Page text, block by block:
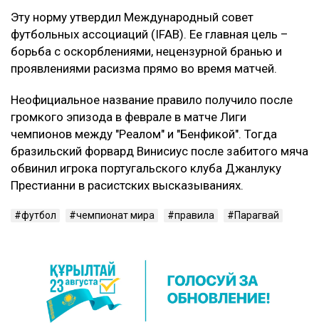
Эту норму утвердил Международный совет
футбольных ассоциаций (IFAB). Ее главная цель –
борьба с оскорблениями, нецензурной бранью и
проявлениями расизма прямо во время матчей.
Неофициальное название правило получило после
громкого эпизода в феврале в матче Лиги
чемпионов между "Реалом" и "Бенфикой". Тогда
бразильский форвард Винисиус после забитого мяча
обвинил игрока португальского клуба Джанлуку
Престианни в расистских высказываниях.
футбол чемпионат мира правила Парагвай